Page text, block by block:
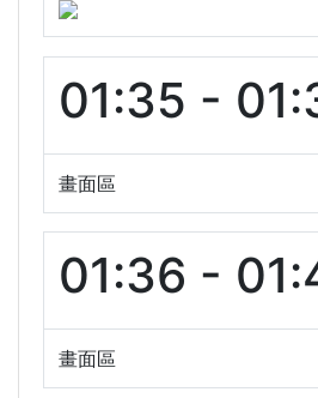
01:35 -
畫面區
01:36 -
畫面區